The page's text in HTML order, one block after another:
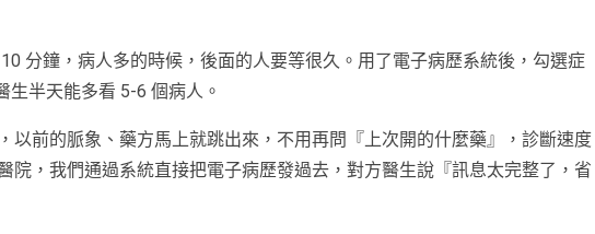
分鐘，病人多的時候，後面的人要等很久。用了電子病歷系統後，勾選症
半天能多看 5-6 個病人。
以前的脈象、藥方馬上就跳出來，不用再問『上次開的什麼藥』，診斷速度
院，我們通過系統直接把電子病歷發過去，對方醫生說『訊息太完整了，省